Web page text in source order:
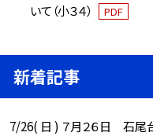
いて（小３４）
PDF
新着記事
7/26( 日 ) ７月２６日 石尾